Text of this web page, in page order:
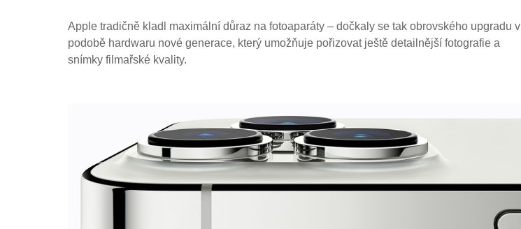
Apple tradičně kladl maximální důraz na fotoaparáty – dočkaly se tak obrovského upgradu v
podobě hardwaru nové generace, který umožňuje pořizovat ještě detailnější fotografie a
snímky filmařské kvality.